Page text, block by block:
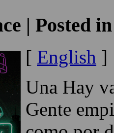
| Posted
[ English ]
Una Hay
Gente